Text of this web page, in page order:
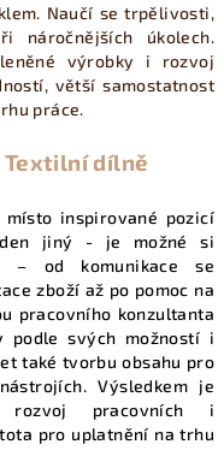
Naučí se trpělivosti,
náročnějších úkolech.
výrobky i rozvoj
větší samostatnost
práce.
dílně
inspirované pozicí
jiný - je možné si
– od komunikace se
zboží až po pomoc na
pracovního konzultanta
podle svých možností i
také tvorbu obsahu pro
Výsledkem je
rozvoj pracovních i
pro uplatnění na trhu